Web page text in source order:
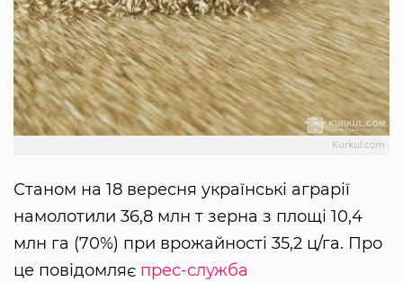
Kurkul.com
Станом на 18 вересня українські аграрії
намолотили 36,8 млн т зерна з площі 10,4
млн га (70%) при врожайності 35,2 ц/га. Про
це повідомляє прес-служба